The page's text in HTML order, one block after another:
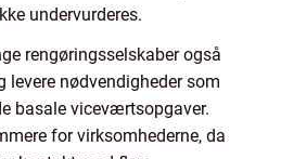
undervurderes.
rengøringsselskaber også
levere nødvendigheder som
basale viceværtsopgaver.
for virksomhederne, da